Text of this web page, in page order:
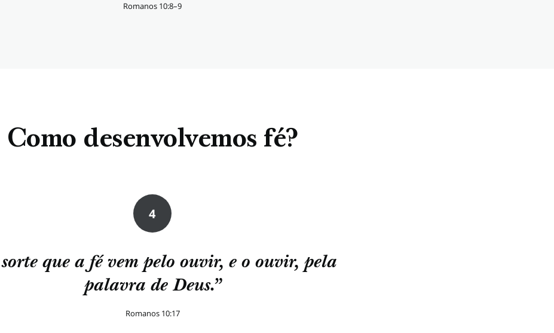
Romanos 10:8–9
Como desenvolvemos fé?
4
sorte que a fé vem pelo ouvir, e o ouvir, pela
palavra de Deus.”
Romanos 10:17